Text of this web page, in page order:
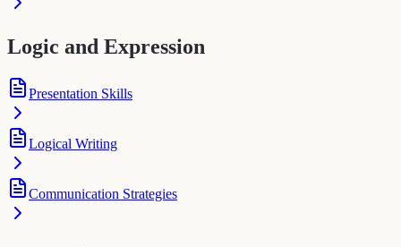
Logic and Expression
Presentation Skills
Logical Writing
Communication Strategies